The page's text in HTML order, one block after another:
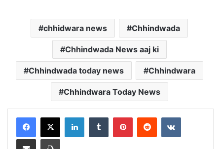
chhidwara news Chhindwada
Chhindwada News aaj ki
Chhindwada today news Chhindwara
Chhindwara Today News